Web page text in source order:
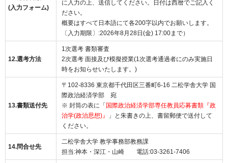
(入力フォーム)
に入力の上、送信してください。日付は西暦でご記入く
ださい。
概要はすべて日本語にて各200字以内でお願いします。
〔入力期限〕:2026年8月28日(金) 17:00まで）
12.選考方法
1次選考 書類審査
2次選考 面接及び模擬授業(1次選考通過者にのみ実施日
時をお知らせいたします。)
13.書類送付先
〒102-8336 東京都千代田区三番町6-16 二松学舎大学 国
際政治経済学部 宛
※ 封筒の表に「 国際政治経済学部専任教員応募書類『政
治学(政治思想)』
」と朱書きの上、書留郵便で送付して
ください。
14.問合せ先
二松学舎大学 教学事務部教務課
担当:神本・深江・山崎 電話:03-3261-7406